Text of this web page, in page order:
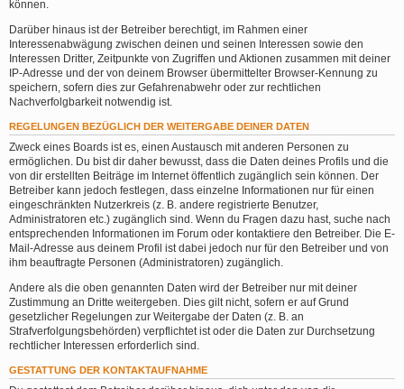
können.
Darüber hinaus ist der Betreiber berechtigt, im Rahmen einer
Interessenabwägung zwischen deinen und seinen Interessen sowie den
Interessen Dritter, Zeitpunkte von Zugriffen und Aktionen zusammen mit deiner
IP-Adresse und der von deinem Browser übermittelter Browser-Kennung zu
speichern, sofern dies zur Gefahrenabwehr oder zur rechtlichen
Nachverfolgbarkeit notwendig ist.
REGELUNGEN BEZÜGLICH DER WEITERGABE DEINER DATEN
Zweck eines Boards ist es, einen Austausch mit anderen Personen zu
ermöglichen. Du bist dir daher bewusst, dass die Daten deines Profils und die
von dir erstellten Beiträge im Internet öffentlich zugänglich sein können. Der
Betreiber kann jedoch festlegen, dass einzelne Informationen nur für einen
eingeschränkten Nutzerkreis (z. B. andere registrierte Benutzer,
Administratoren etc.) zugänglich sind. Wenn du Fragen dazu hast, suche nach
entsprechenden Informationen im Forum oder kontaktiere den Betreiber. Die E-
Mail-Adresse aus deinem Profil ist dabei jedoch nur für den Betreiber und von
ihm beauftragte Personen (Administratoren) zugänglich.
Andere als die oben genannten Daten wird der Betreiber nur mit deiner
Zustimmung an Dritte weitergeben. Dies gilt nicht, sofern er auf Grund
gesetzlicher Regelungen zur Weitergabe der Daten (z. B. an
Strafverfolgungsbehörden) verpflichtet ist oder die Daten zur Durchsetzung
rechtlicher Interessen erforderlich sind.
GESTATTUNG DER KONTAKTAUFNAHME